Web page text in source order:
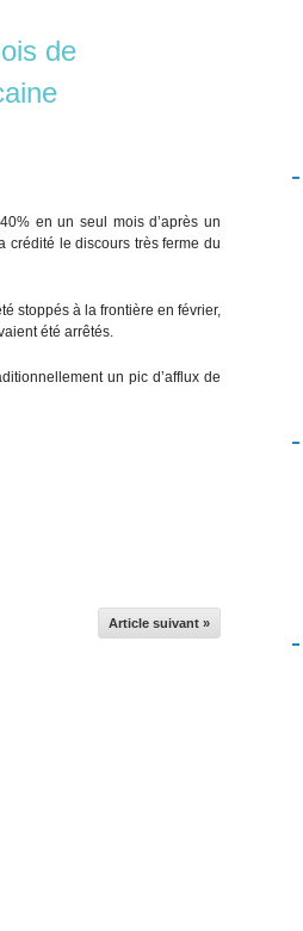
de
en un seul mois d’après un
crédité le discours très ferme du
stoppés à la frontière en février,
été arrêtés.
un pic d’afflux de
Article suivant »